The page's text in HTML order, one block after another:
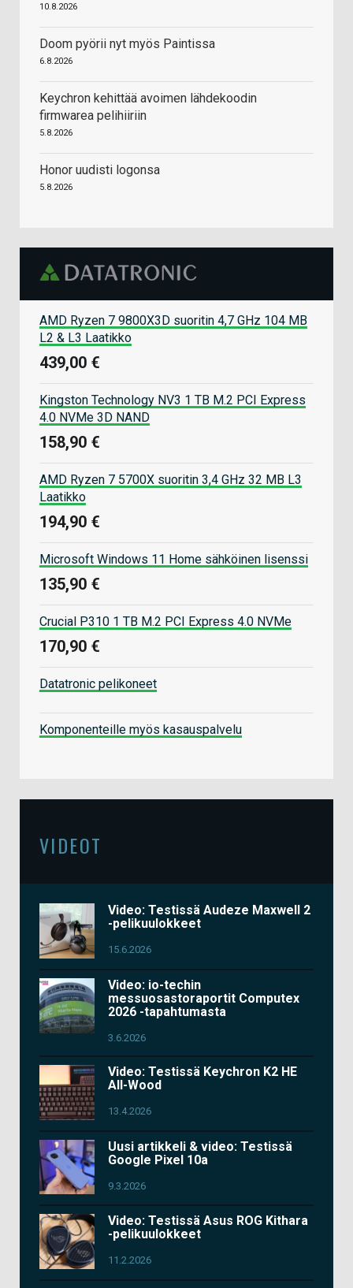
10.8.2026
Doom pyörii nyt myös Paintissa
6.8.2026
Keychron kehittää avoimen lähdekoodin
firmwarea pelihiiriin
5.8.2026
Honor uudisti logonsa
5.8.2026
AMD Ryzen 7 9800X3D suoritin 4,7 GHz 104 MB
L2 & L3 Laatikko
439,00 €
Kingston Technology NV3 1 TB M.2 PCI Express
4.0 NVMe 3D NAND
158,90 €
AMD Ryzen 7 5700X suoritin 3,4 GHz 32 MB L3
Laatikko
194,90 €
Microsoft Windows 11 Home sähköinen lisenssi
135,90 €
Crucial P310 1 TB M.2 PCI Express 4.0 NVMe
170,90 €
Datatronic pelikoneet
Komponenteille myös kasauspalvelu
VIDEOT
Video: Testissä Audeze Maxwell 2
-pelikuulokkeet
15.6.2026
Video: io-techin
messuosastoraportit Computex
2026 -tapahtumasta
3.6.2026
Video: Testissä Keychron K2 HE
All-Wood
13.4.2026
Uusi artikkeli & video: Testissä
Google Pixel 10a
9.3.2026
Video: Testissä Asus ROG Kithara
-pelikuulokkeet
11.2.2026